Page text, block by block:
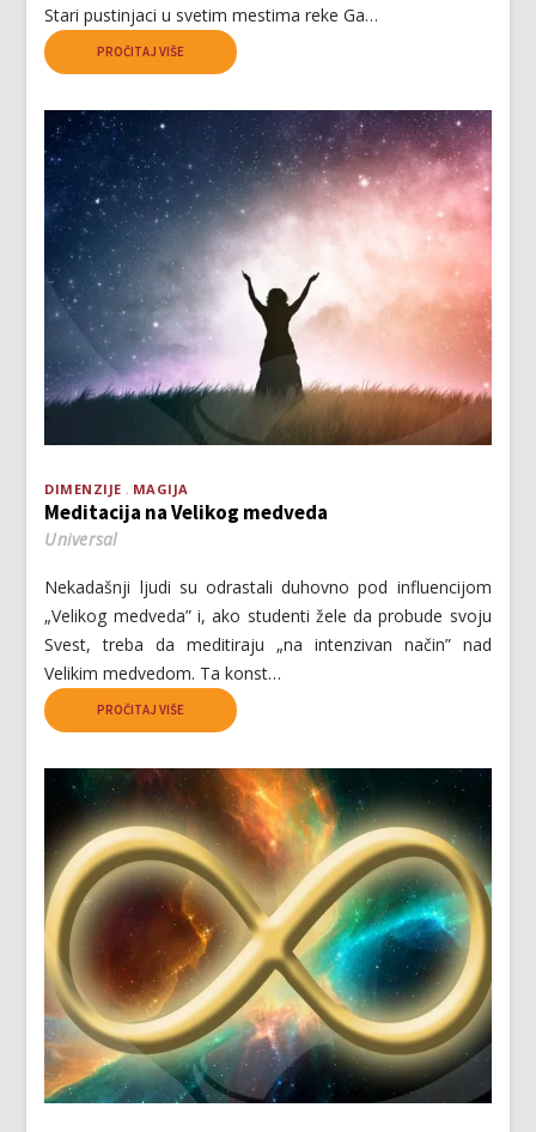
Stari pustinjaci u svetim mestima reke Ga…
PROČITAJ VIŠE
DIMENZIJE MAGIJA
Meditacija na Velikog medveda
Universal
Nekadašnji ljudi su odrastali duhovno pod influencijom
„Velikog medveda” i, ako studenti žele da probude svoju
Svest, treba da meditiraju „na intenzivan način” nad
Velikim medvedom. Ta konst…
PROČITAJ VIŠE